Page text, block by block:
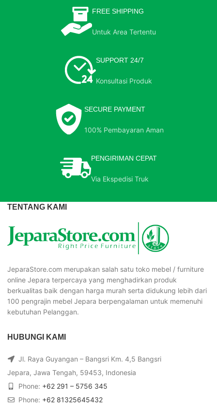
FREE SHIPPING
Untuk Area Tertentu
SUPPORT 24/7
Konsultasi Produk
SECURE PAYMENT
100% Pembayaran Aman
PENGIRIMAN CEPAT
Via Ekspedisi Truk
TENTANG KAMI
JeparaStore.com merupakan salah satu toko mebel / furniture
online Jepara terpercaya yang menghadirkan produk
berkualitas baik dengan harga murah serta didukung lebih dari
100 pengrajin mebel Jepara berpengalaman untuk memenuhi
kebutuhan Pelanggan.
HUBUNGI KAMI
Jl. Raya Guyangan – Bangsri Km. 4,5 Bangsri
Jepara, Jawa Tengah, 59453, Indonesia
Phone: +62 291 – 5756 345
Phone: +62 81325645432